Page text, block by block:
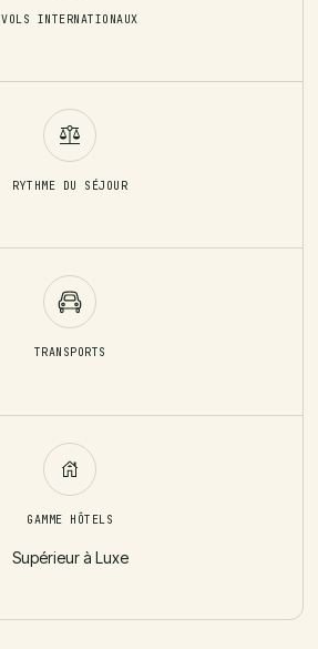
VOLS INTERNATIONAUX
RYTHME DU SÉJOUR
TRANSPORTS
GAMME HÔTELS
Supérieur à Luxe